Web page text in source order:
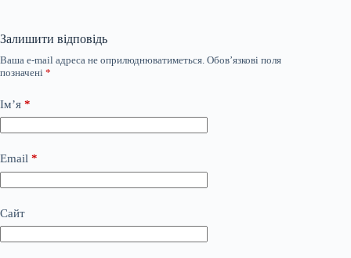
Залишити відповідь
Ваша e-mail адреса не оприлюднюватиметься. Обов’язкові поля
позначені *
Ім’я *
Email *
Сайт